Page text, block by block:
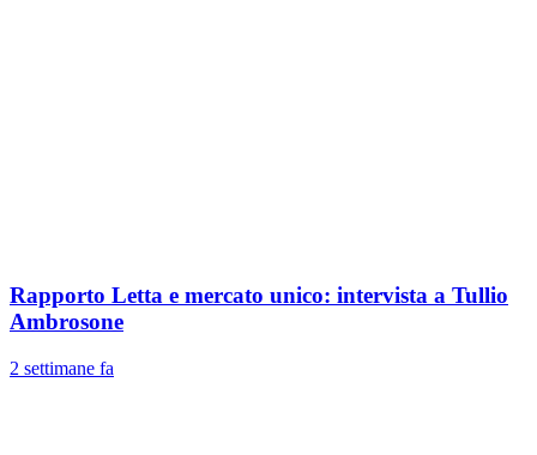
Rapporto Letta e mercato unico: intervista a Tullio
Ambrosone
2 settimane fa